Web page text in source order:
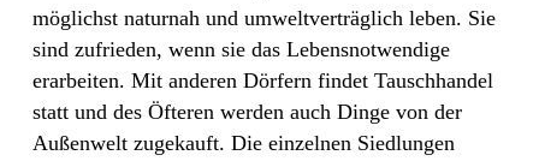
möglichst naturnah und umweltverträglich leben. Sie
sind zufrieden, wenn sie das Lebensnotwendige
erarbeiten. Mit anderen Dörfern findet Tauschhandel
statt und des Öfteren werden auch Dinge von der
Außenwelt zugekauft. Die einzelnen Siedlungen